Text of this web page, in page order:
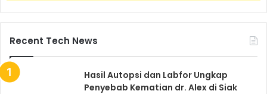
Recent Tech News
Hasil Autopsi dan Labfor Ungkap
Penyebab Kematian dr. Alex di Siak